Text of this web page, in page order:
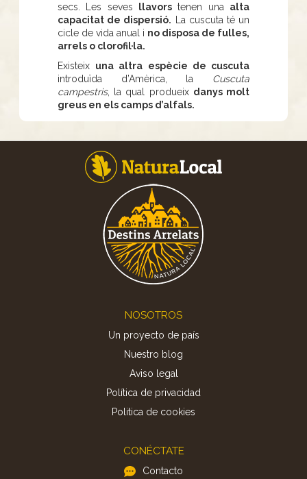
secs. Les seves
llavors tenen una alta
capacitat de dispersió. La cuscuta té un
cicle de vida anual i no disposa de fulles,
arrels o clorofil·la.
Existeix una altra espècie de cuscuta
introduïda d’Amèrica, la Cuscuta
campestris, la qual produeix danys molt
greus en els camps d’alfals.
NOSOTROS
Un proyecto de país
Nuestro blog
Aviso legal
Política de privacidad
Politica de cookies
CONÉCTATE
Contacto